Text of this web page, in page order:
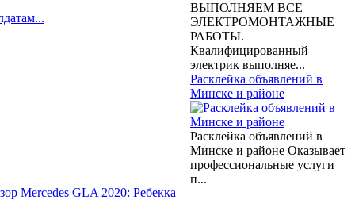
Mercedes GLA 2020: Ребекка
ВЫПОЛНЯЕМ ВСЕ
ЭЛЕКТРОМОНТАЖНЫЕ
РАБОТЫ.
Квалифицированный
электрик выполняе...
Расклейка объявлений в
Минске и районе
Расклейка объявлений в
Минске и районе Оказывает
профессиональные услуги
п...